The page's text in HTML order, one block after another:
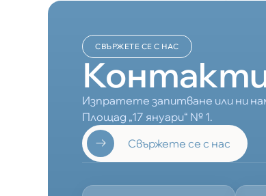
СВЪРЖЕТЕ СЕ С НАС
Контакти
Изпратете запитване или ни
Площад „17 януари“ № 1.
Свържете се с нас